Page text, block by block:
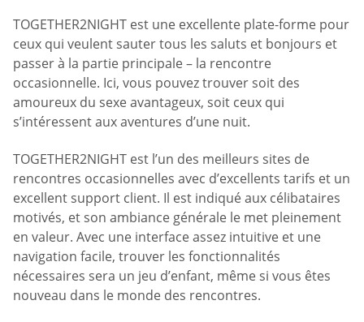
TOGETHER2NIGHT est une excellente plate-forme pour
ceux qui veulent sauter tous les saluts et bonjours et
passer à la partie principale – la rencontre
occasionnelle. Ici, vous pouvez trouver soit des
amoureux du sexe avantageux, soit ceux qui
s’intéressent aux aventures d’une nuit.
TOGETHER2NIGHT est l’un des meilleurs sites de
rencontres occasionnelles avec d’excellents tarifs et un
excellent support client. Il est indiqué aux célibataires
motivés, et son ambiance générale le met pleinement
en valeur. Avec une interface assez intuitive et une
navigation facile, trouver les fonctionnalités
nécessaires sera un jeu d’enfant, même si vous êtes
nouveau dans le monde des rencontres.